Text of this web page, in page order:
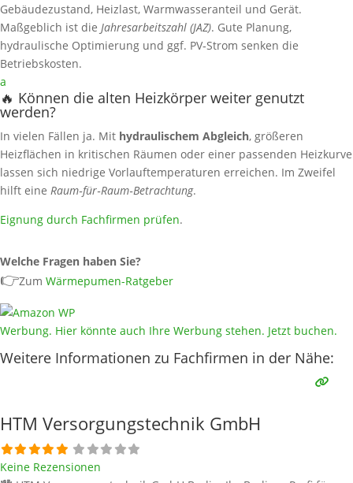
Gebäudezustand, Heizlast, Warmwasseranteil und Gerät.
Maßgeblich ist die Jahresarbeitszahl (JAZ). Gute Planung,
hydraulische Optimierung und ggf. PV‑Strom senken die
Betriebskosten.
a
🔥 Können die alten Heizkörper weiter genutzt
werden?
In vielen Fällen ja. Mit hydraulischem Abgleich, größeren
Heizflächen in kritischen Räumen oder einer passenden Heizkurve
lassen sich niedrige Vorlauftemperaturen erreichen. Im Zweifel
hilft eine Raum‑für‑Raum‑Betrachtung.
Eignung durch Fachfirmen prüfen.
Welche Fragen haben Sie?
👉Zum Wärmepumen-Ratgeber
Werbung. Hier könnte auch Ihre Werbung stehen. Jetzt buchen.
Weitere Informationen zu Fachfirmen in der Nähe:
HTM Versorgungstechnik GmbH
Keine Rezensionen